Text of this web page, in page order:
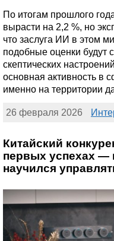
По итогам прошлого
вырасти на 2,2 %, но
что заслуга ИИ в этом
подобные оценки будут
скептических
основная активность в
именно на территории
26 февраля 2026
Китайский
первых успехах —
научился